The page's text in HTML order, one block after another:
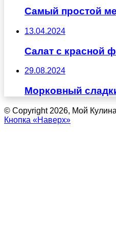
Самый простой
13.04.2024
Салат с красной
29.08.2024
Морковный
© Copyright 2026, Мой
Кнопка «Наверх»